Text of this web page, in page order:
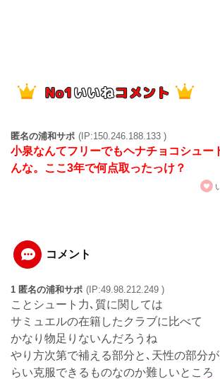
匿名の浦和サポ (IP:150.246.188.133 )
小泉なんてフリーでもヘナチョコシュー
んな。ここ3年で何点取ったっけ？
コメント
1 匿名の浦和サポ (IP:49.98.212.249 )
ことシュート力､質に関しては
サミュエルの在籍したクラブに比べて
かなり物足りないんだろうね
やり方次第で補える部分と､天性の部分が
らい克服できるものなのか難しいところ